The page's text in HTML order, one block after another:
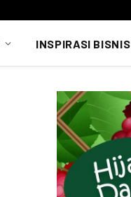
INSPIRASI BISNIS